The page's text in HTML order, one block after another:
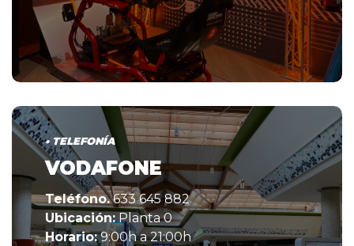
• TELEFONÍA
VODAFONE
Teléfono.633 645 882
Ubicación:Planta 0
Horario:9:00h a 21:00h